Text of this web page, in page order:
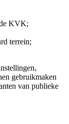
de KVK;
terrein;
gebruikmaken
van publieke